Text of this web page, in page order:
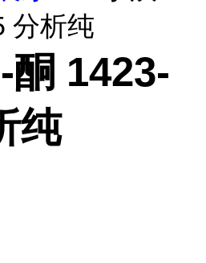
分析纯
酮 1423-
纯